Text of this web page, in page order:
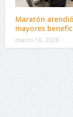
Maratón
mayores
marzo 10, 2026